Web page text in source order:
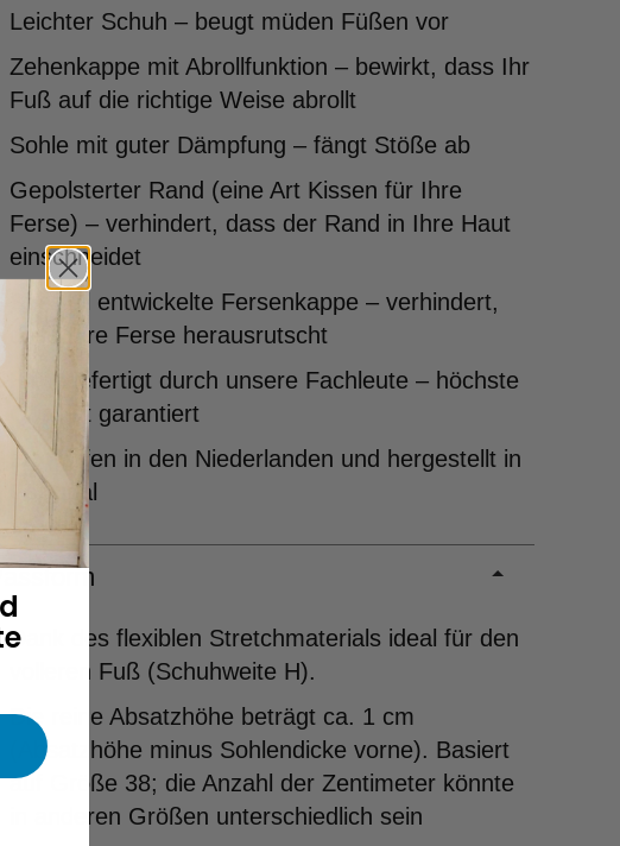
Leichter Schuh – beugt müden Füßen vor
Zehenkappe mit Abrollfunktion – bewirkt, dass Ihr
Fuß auf die richtige Weise abrollt
Sohle mit guter Dämpfung – fängt Stöße ab
Gepolsterter Rand (eine Art Kissen für Ihre
Ferse) – verhindert, dass der Rand in Ihre Haut
einschneidet
Speziell entwickelte Fersenkappe – verhindert,
dass Ihre Ferse herausrutscht
Handgefertigt durch unsere Fachleute – höchste
Qualität garantiert
Entworfen in den Niederlanden und hergestellt in
Portugal
Dank des flexiblen Stretchmaterials ideal für den
volleren Fuß (Schuhweite H).
Die reine Absatzhöhe beträgt ca. 1 cm
(Absatzhöhe minus Sohlendicke vorne). Basiert
auf Größe 38; die Anzahl der Zentimeter könnte
in anderen Größen unterschiedlich sein